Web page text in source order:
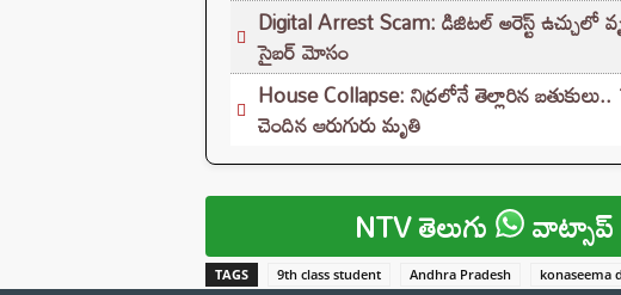
Digital Arrest Scam: డిజిటల్ అరెస్ట్ ఉచ్చులో
సైబర్ మోసం
House Collapse: నిద్రలోనే తెల్లారిన
చెందిన ఆరుగురు మృతి
NTV తెలుగు
TAGS 9th class student Andhra Pradesh konaseema